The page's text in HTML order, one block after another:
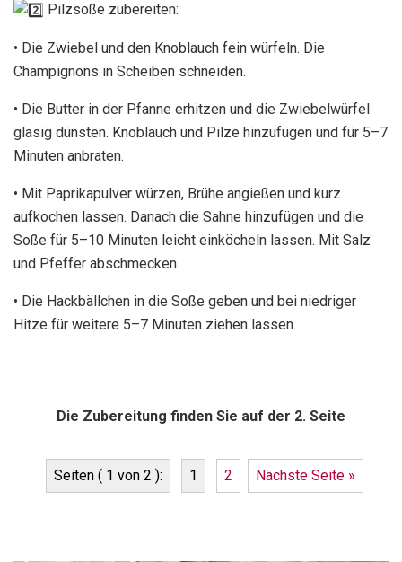
Pilzsoße zubereiten:
• Die Zwiebel und den Knoblauch fein würfeln. Die
Champignons in Scheiben schneiden.
• Die Butter in der Pfanne erhitzen und die Zwiebelwürfel
glasig dünsten. Knoblauch und Pilze hinzufügen und für 5–7
Minuten anbraten.
• Mit Paprikapulver würzen, Brühe angießen und kurz
aufkochen lassen. Danach die Sahne hinzufügen und die
Soße für 5–10 Minuten leicht einköcheln lassen. Mit Salz
und Pfeffer abschmecken.
• Die Hackbällchen in die Soße geben und bei niedriger
Hitze für weitere 5–7 Minuten ziehen lassen.
Die Zubereitung finden Sie auf der 2. Seite
Seiten ( 1 von 2 ): 1 2 Nächste Seite »